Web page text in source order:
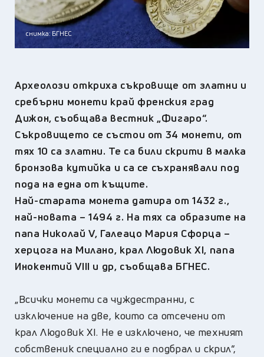
снимка: БГНЕС
Археолози откриха съкровище от златни и
сребърни монети край френския град
Дижон, съобщава вестник „Фигаро“.
Съкровището се състои от 34 монети, от
тях 10 са златни. Те са били скрити в малка
бронзова кутийка и са се съхранявали под
пода на една от къщите.
Най-старата монета датира от 1432 г.,
най-новата – 1494 г. На тях са образите на
папа Николай V, Галеацо Мария Сфорца –
херцога на Милано, крал Людовик XI, папа
Инокентий VIII и др, съобщава БГНЕС.
„Всички монети са чуждестранни, с
изключение на две, които са отсечени от
крал Людовик XI. Не е изключено, че техният
собственик специално ги е подбрал и скрил“,